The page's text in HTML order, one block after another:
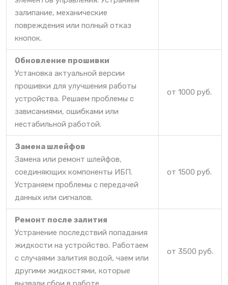
залипание, механические
повреждения или полный отказ
кнопок.
Обновление прошивки
Установка актуальной версии
прошивки для улучшения работы
устройства. Решаем проблемы с
зависаниями, ошибками или
нестабильной работой.
от 1000 руб.
Замена шлейфов
Замена или ремонт шлейфов,
соединяющих компоненты ИБП.
Устраняем проблемы с передачей
данных или сигналов.
от 1500 руб.
Ремонт после залития
Устранение последствий попадания
жидкости на устройство. Работаем
с случаями залития водой, чаем или
другими жидкостями, которые
от 3500 руб.